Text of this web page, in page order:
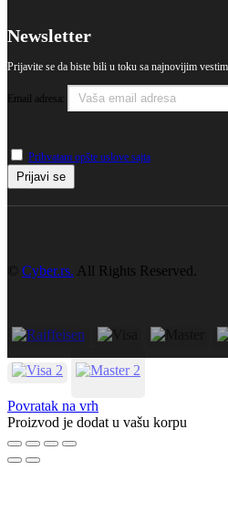
Newsletter
Prijavite se da biste bili u toku sa najnovijim
Email adresa:
Prihvatam opšte uslove sajta
© Cyber.rs. All Rights Reserved.
Povratak na vrh
Proizvod je dodat u vašu korpu